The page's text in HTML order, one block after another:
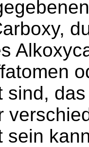
sind,
sein